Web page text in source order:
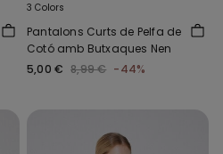
3 Colors
Pantalons Curts de Pelfa de
Cotó amb Butxaques Nen
5,00 € 8,99 € -44%